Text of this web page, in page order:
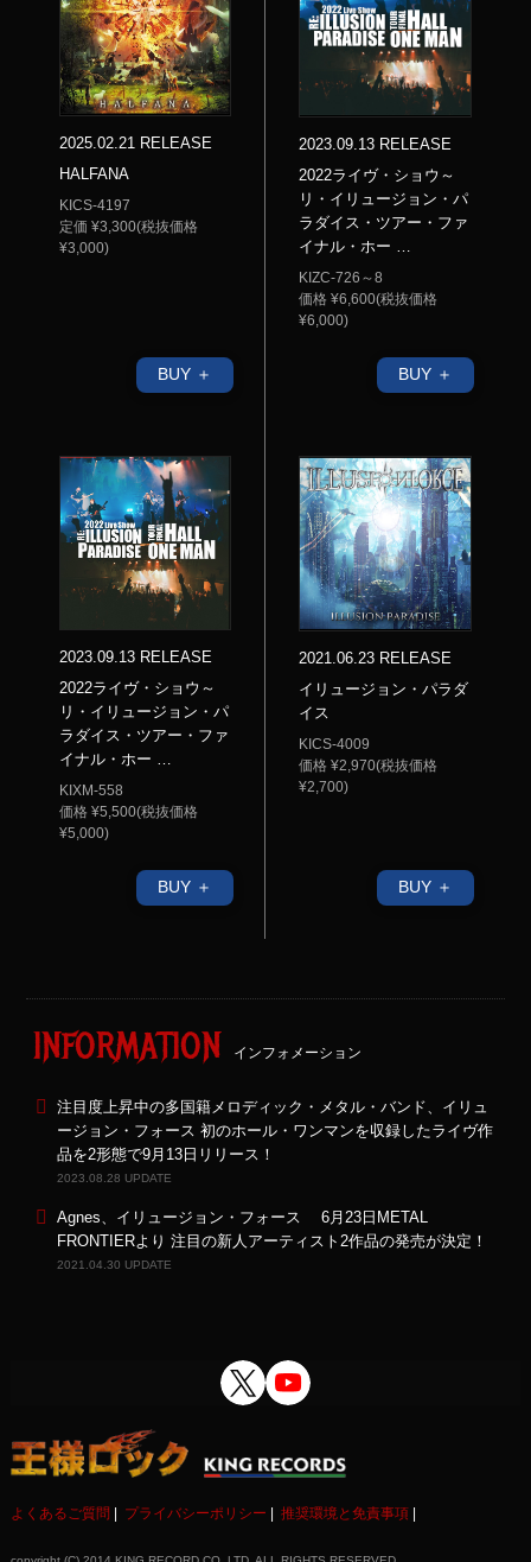
2025.02.21 RELEASE
HALFANA
KICS-4197
定価 ¥3,300(税抜価格
¥3,000)
BUY ＋
2023.09.13 RELEASE
2022ライヴ・ショウ～
リ・イリュージョン・パ
ラダイス・ツアー・ファ
イナル・ホー …
KIZC-726～8
価格 ¥6,600(税抜価格
¥6,000)
BUY ＋
2023.09.13 RELEASE
2022ライヴ・ショウ～
リ・イリュージョン・パ
ラダイス・ツアー・ファ
イナル・ホー …
KIXM-558
価格 ¥5,500(税抜価格
¥5,000)
BUY ＋
2021.06.23 RELEASE
イリュージョン・パラダ
イス
KICS-4009
価格 ¥2,970(税抜価格
¥2,700)
BUY ＋
INFORMATION インフォメーション
注目度上昇中の多国籍メロディック・メタル・バンド、イリュ
ージョン・フォース 初のホール・ワンマンを収録したライヴ作
品を2形態で9月13日リリース！
2023.08.28 UPDATE
Agnes、イリュージョン・フォース 6月23日METAL
FRONTIERより 注目の新人アーティスト2作品の発売が決定！
2021.04.30 UPDATE
よくあるご質問 プライバシーポリシー 推奨環境と免責事項